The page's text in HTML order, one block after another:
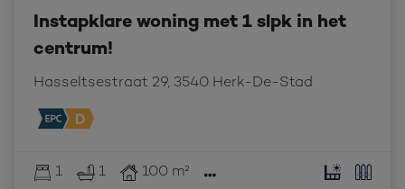
Instapklare woning met 1 slpk in het
centrum!
Hasseltsestraat 29, 3540 Herk-De-Stad
1 1 100 m²